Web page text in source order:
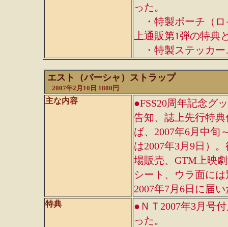
った。
・特製ポーチ（ロ
上通販第1弾の特典
・特製ステッカー
エスト（バーシャ）ストラップ
2007年2月10日 1800円
主な内容
●FSS20周年記念グ
告知、誌上先行特
ば、2007年6月中旬
は2007年3月9日）
場販売、GTM上映
シート、ウラ面に
2007年7月6日に届
特典
●ＮＴ2007年3月号
った。